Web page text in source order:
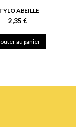
ABEILLE
2,35 €
au panier